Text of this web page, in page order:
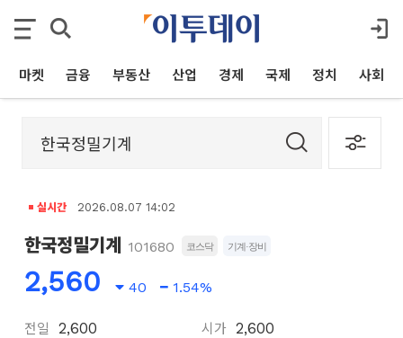
마켓 금융 부동산 산업 경제 국제 정치 사회
실시간 2026.08.07 14:02
한국정밀기계 101680 코스닥 기계·장비
2,560 40 1.54%
전일 2,600 시가 2,600